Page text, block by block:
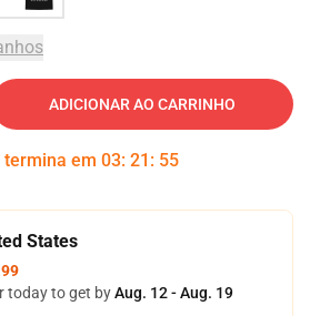
ADICIONAR AO CARRINHO
termina em 03: 21 : 54
States
today to get byAug. 12 - Aug. 19